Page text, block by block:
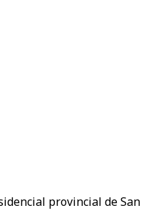
provincial de San